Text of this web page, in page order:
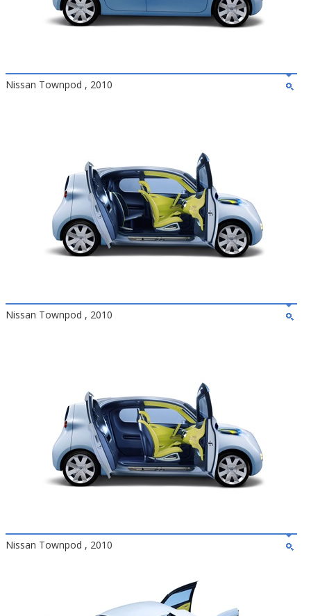
Nissan Townpod , 2010
Nissan Townpod , 2010
Nissan Townpod , 2010